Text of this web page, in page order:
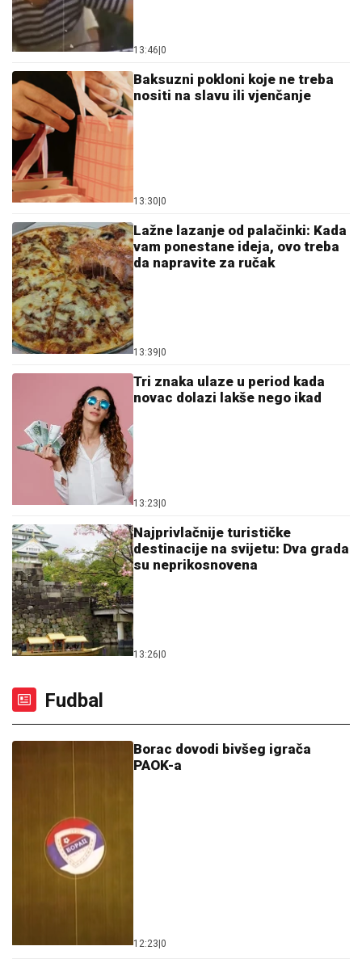
13:46|0
Baksuzni pokloni koje ne treba
nositi na slavu ili vjenčanje
13:30|0
Lažne lazanje od palačinki: Kada
vam ponestane ideja, ovo treba
da napravite za ručak
13:39|0
Tri znaka ulaze u period kada
novac dolazi lakše nego ikad
13:23|0
Najprivlačnije turističke
destinacije na svijetu: Dva grada
su neprikosnovena
13:26|0
Fudbal
Borac dovodi bivšeg igrača
PAOK-a
12:23|0